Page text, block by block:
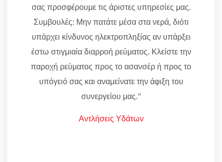
σας προσφέρουμε τις άριστες υπηρεσίες μας.
Συμβουλές: Μην πατάτε μέσα στα νερά, διότι
υπάρχει κίνδυνος ηλεκτροπληξίας αν υπάρξει
έστω στιγμιαία διαρροή ρεύματος. Κλείστε την
παροχή ρεύματος προς το ασανσέρ ή προς το
υπόγειό σας και αναμείνατε την άφιξη του
συνεργείου μας."
Αντλήσεις Υδάτων